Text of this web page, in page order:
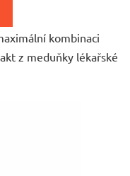
kombinaci
z meduňky lékařské